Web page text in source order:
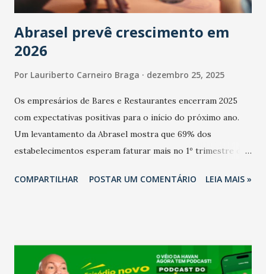
Abrasel prevê crescimento em
2026
Por Lauriberto Carneiro Braga dezembro 25, 2025
Os empresários de Bares e Restaurantes encerram 2025
com expectativas positivas para o início do próximo ano.
Um levantamento da Abrasel mostra que 69% dos
estabelecimentos esperam faturar mais no 1º trimestre de
relação ao último trimestre deste ano, 56% também
confraternizações de fim de ano e pelo pagamento do 13º
Salário para um número maior de trabalhadores, já que o
COMPARTILHAR POSTAR UM COMENTÁRIO LEIA MAIS »